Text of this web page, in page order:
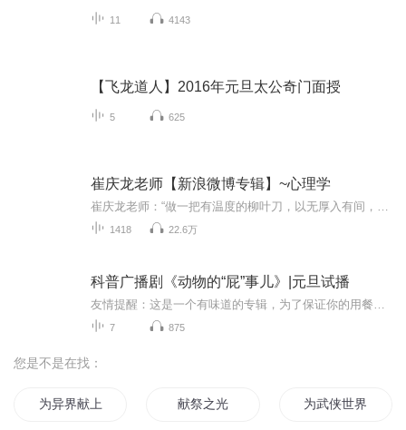
11 4143
【飞龙道人】2016年元旦太公奇门面授
5 625
崔庆龙老师【新浪微博专辑】~心理学
1418 22.6万
科普广播剧《动物的“屁”事儿》|元旦试播
7 875
您是不是在找：
为异界献上童年 献祭之光 为武侠世界献上